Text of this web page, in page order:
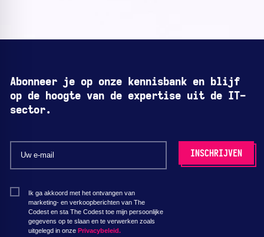
Abonneer je op onze kennisbank en blijf
op de hoogte van de expertise uit de IT-
sector.
Ik ga akkoord met het ontvangen van
marketing- en verkoopberichten van The
Codest en sta The Codest toe mijn persoonlijke
gegevens op te slaan en te verwerken zoals
uitgelegd in onze Privacybeleid.